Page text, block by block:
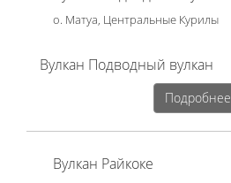
о. Матуа, Центральные Курилы
Вулкан Подводный вулкан
Подробнее
Вулкан Райкоке